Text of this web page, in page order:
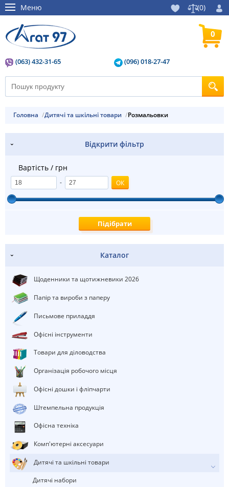
Меню (0)
(063) 432-31-65 (096) 018-27-47
0
Головна Дитячі та шкільні товари Розмальовки
Відкрити фільтр
Вартість / грн
-
Каталог
Щоденники та щотижневики 2026
Папір та вироби з паперу
Письмове приладдя
Офісні інструменти
Товари для діловодства
Організація робочого місця
Офісні дошки і фліпчарти
штемпельна продукція
Офісна техніка
Комп'ютерні аксесуари
Дитячі та шкільні товари
Дитячі набори